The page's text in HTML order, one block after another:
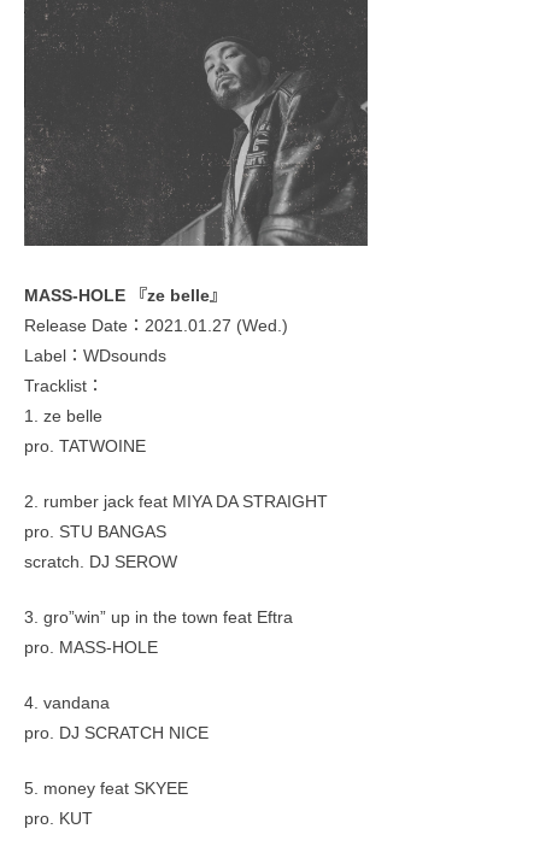
MASS-HOLE 『ze belle』
Release Date：2021.01.27 (Wed.)
Label：WDsounds
Tracklist：
1. ze belle
pro. TATWOINE
2. rumber jack feat MIYA DA STRAIGHT
pro. STU BANGAS
scratch. DJ SEROW
3. gro”win” up in the town feat Eftra
pro. MASS-HOLE
4. vandana
pro. DJ SCRATCH NICE
5. money feat SKYEE
pro. KUT